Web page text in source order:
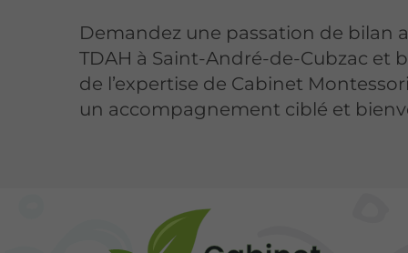
Demandez une passation de bilan
TDAH à Saint-André-de-Cubzac et
de l’expertise de Cabinet
un accompagnement ciblé et